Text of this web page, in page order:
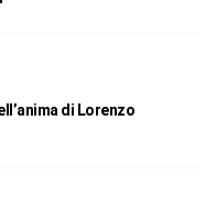
di Lorenzo